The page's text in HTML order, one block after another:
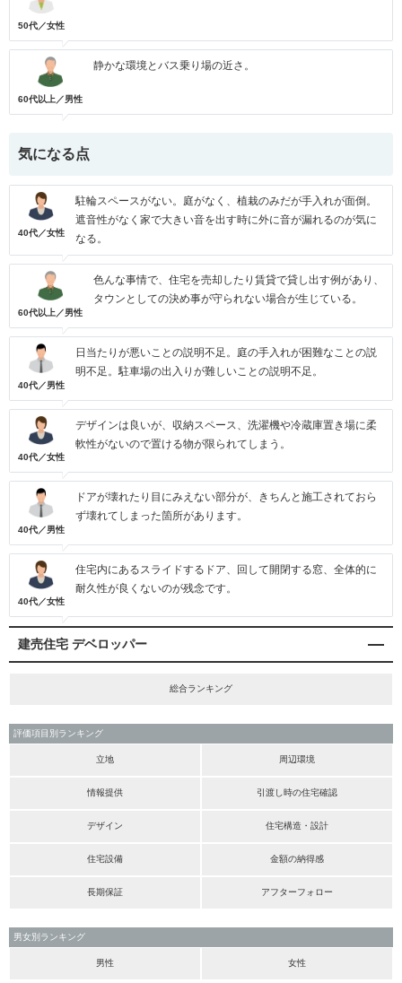
50代／女性
60代以上／男性
静かな環境とバス乗り場の近さ。
気になる点
40代／女性
駐輪スペースがない。庭がなく、植栽のみだが手入れが面倒。
遮音性がなく家で大きい音を出す時に外に音が漏れるのが気に
なる。
60代以上／男性
色んな事情で、住宅を売却したり賃貸で貸し出す例があり、
タウンとしての決め事が守られない場合が生じている。
40代／男性
日当たりが悪いことの説明不足。庭の手入れが困難なことの説
明不足。駐車場の出入りが難しいことの説明不足。
40代／女性
デザインは良いが、収納スペース、洗濯機や冷蔵庫置き場に柔
軟性がないので置ける物が限られてしまう。
40代／男性
ドアが壊れたり目にみえない部分が、きちんと施工されておら
ず壊れてしまった箇所があります。
40代／女性
住宅内にあるスライドするドア、回して開閉する窓、全体的に
耐久性が良くないのが残念です。
建売住宅 デベロッパー
総合ランキング
評価項目別ランキング
立地 周辺環境
情報提供 引渡し時の住宅確認
デザイン 住宅構造・設計
住宅設備 金額の納得感
長期保証 アフターフォロー
男女別ランキング
男性 女性